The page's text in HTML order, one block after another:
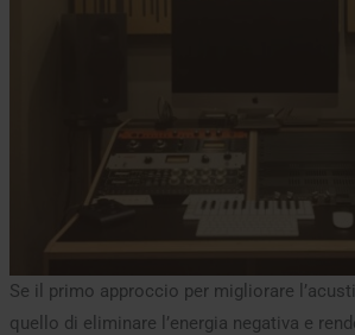
Se il primo approccio per migliorare
quello di eliminare l’energia negativa e